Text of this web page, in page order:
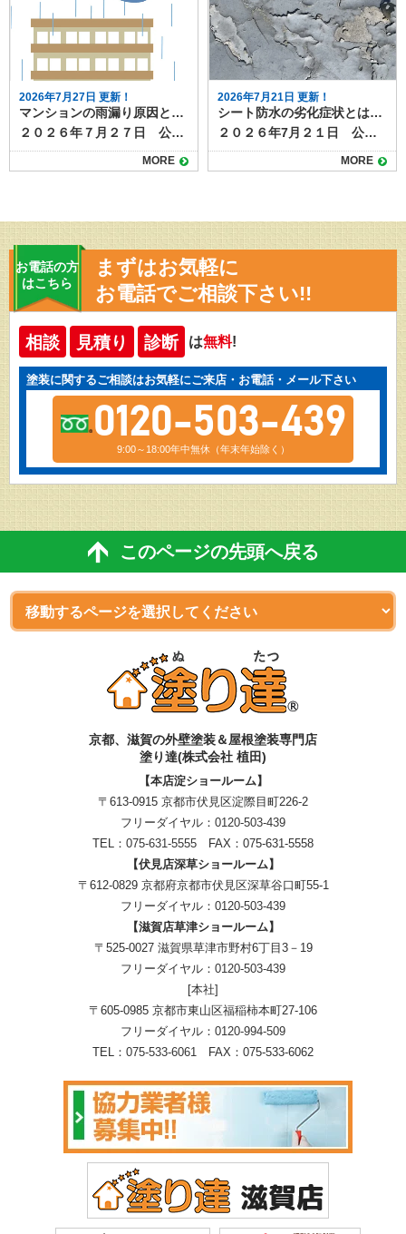
2026年7月27日 更新！
マンションの雨漏り原因と対策｜最上階とそれ以外の階での違いも解説
２０２６年７月２７日 公開 マンションでの雨漏りは、戸建て住宅に比べて見つけにくく、原因の特定や修理が複雑になりやすいトラブルです。 雨漏りは放置すると内装や構造の劣化を進めるだけでなく、下階への漏水や入居者同士のトラブルにもつながります。特に最上階とそれ以外の階では、原因や修理方法に大きな違いがあります。 本記事では、マンションの雨漏りの主な原因と、その階層ごとの特徴、そして効果的な対策方法を解説します。 目次最上階で起きやすい雨漏りの原因中間階・下階で起きる雨漏りの原因共通して見られる雨漏りの兆候最上階の雨漏り対策中間階・下階の雨漏り対策防水工事の費用の目安マンションの雨漏り補修・防水工事も塗り達にお任せ下さい！ 最上階で起きやすい雨漏りの原因 最上階の雨漏りは、主に屋上や屋根の防水層の劣化によって発生します。マンションの屋上は陸屋根（平らな構造）が多く、防水層が雨水の浸入を防ぐ役割を担っています。 しかし、経年劣化や紫外線、温度変化によって防水層がひび割れたり剥がれたりすると、雨水がコンクリート内部に侵入し建物の耐久性に大きな影響を与えます。 また、屋上に設置された設備（給水タンクや空調室外機など）の配管まわりや基礎部分も、防水処理が甘くなると雨漏りの原因になります。排水口（ドレン）の詰まりも要注意で、大雨時に水が溜まり、防水層の継ぎ目から浸入することがあります。 中間階・下階で起きる雨漏りの原因 最上階以外での雨漏りは、屋上から直接水が入るケースは少なく、多くは外壁やサッシまわりからの浸入です。 外壁のひび割れ（クラック）や目地のシーリング材の劣化により、雨水が外壁内部に入り込み、内装まで到達します。 サッシまわりでは、防水テープやパッキンが劣化すると、強風を伴う雨の際に漏水しやすくなります。また、バルコニーの防水層の傷みや排水不良によるオーバーフローが原因になることもあります。さらに上階の給排水設備からの漏水が天井を伝って下階に出る「二次漏れ」も見られます。 共通して見られる雨漏りの兆候 雨漏りは、必ずしも天井から水が落ちてくる形で現れるとは限りません。共通の兆候として、天井や壁のクロスのシミ、カビ臭、塗装の剥がれ、床材の膨れなどが挙げられます。 特に最上階では天井面にシミが広がりやすく、中間階では窓枠や壁際に沿って変色が見られることが多いのが特徴です。兆候を見つけたら早めに管理組合や管理会社に報告し、原因調査を依頼しましょう。 最上階の雨漏り対策 最上階の雨漏り対策は、防水工事が中心となります。 代表的な防水工事の工法にはウレタン塗膜防水、シート防水、アスファルト防水があり、それぞれ特徴が異なります。 既存の防水層がまだ機能している場合は、トップコートの塗り替えや部分補修で延命できますが、劣化が進んでいる場合は防水層の全面改修が必要です。 工事時には、設備基礎や配管まわりの防水処理も同時に行い、排水口の詰まりや勾配不良も改善します。定期的な点検（5〜10年ごと）が雨漏り予防につながります。 中間階・下階の雨漏り対策 外壁のクラックや目地の劣化は、シーリングの打ち替えや外壁塗装で防ぐことができます。特にサッシまわりは風雨が集中するため、防水テープやパッキンの状態を確認し、劣化があれば交換します。 バルコニーは床面の防水工事や排水口清掃が重要です。また、上階からの給排水漏れの場合は、配管や設備の補修が必要であり、場合によっては共用部分工事となるため管理組合の判断が必要です。 防水工事の費用の目安 最上階の防水工事は面積や工法によりますが、1㎡あたり5,000〜10,000円程度が相場です。外壁のシーリング打ち替えや塗装は、足場代も含めると数百万円規模になることがあります。部分補修で済む場合は数万円〜数十万円で対応できますが、被害を放置すると補修範囲が広がり費用が大幅に増えるため、計画的な補修と、雨漏り時には早期対応が経済的です。 マンションの雨漏り補修・防水工事も塗り達にお任せ下さい！ マンションの雨漏りは、最上階とそれ以外の階で原因や対策が異なります。 最上階では屋上防水層の劣化や排水不良、中間階や下階では外壁やサッシまわり、バルコニー、上階からの漏水が主な原因です。 雨漏りの兆候を見逃さず、早期に管理組合や専門業者に相談することで、被害拡大や修理費の増加を防げます。定期点検と予防的なメンテナンス、防水工事なら塗り達にご相談ください！
MORE
2026年7月21日 更新！
シート防水の劣化症状とは？早期発見で防水性能を維持！
２０２６年7月２１日 公開 ビルやマンション、戸建て住宅の屋上やバルコニーで多く採用されているシート防水は、施工が早く耐久性が高いため防水工法として人気があります。しかし、どんな防水材も経年劣化は避けられません。特にシート防水は、見た目の変化で劣化のサインが分かりやすいため、定期的な点検と早めの対応が重要です。 この記事では、シート防水でよく見られる劣化症状と、放置した場合のリスク、劣化が進行する前に取るべき対策について解説します。 目次シート防水の特徴シート防水でよく見られる劣化症状シートの浮き・膨れシートの破れ・裂け継ぎ目（ジョイント）の剥がれ・開き色あせ・粉吹き（チョーキング）雑草の発生や汚れの堆積シーと防水の劣化を放置するとどうなる？シート防水の劣化に気づいたらシート防水のメンテナンスは塗り達におまかせ！ シート防水の特徴 シート防水は、塩ビシートやゴムシートなどの防水材を貼り付けて防水層をつくる工法です。主に以下の2種類があります。 塩ビシート防水：耐候性・耐久性に優れ、メンテナンス性も高い ゴムシート防水：柔軟性があり、動きの多い構造にも対応可能 これらのシートは、建物の動きや紫外線、風雨にさらされることで徐々に劣化していきます。 ▶さらに詳しいシート防水の情報はこちら 京都・滋賀の外壁塗装・屋根塗装・雨漏りなら塗り達へシート防水の特徴とは？耐久性や施工の注意点も解説https://nuritatsu.com/blog/55684/２０２６年１月３日 公開シート防水は、防水工事の中でも耐久性が高く信頼できる工法です。他の防水工事にはない特徴もあり、上手に選べば高い防水性能が期待できます。今回はシート防水について、特徴や耐久性、施工の注意点などを解説します。シート防水とはシート防水とは、あらかじめ作られた防水性のあるシートを床面など下地と一体化させることによって、水の侵入を防ぐ防水工事です。防水層をシートで作るためシート防水と呼ばれます。耐久性シート防水の耐久性は、10～18年ほどで防水工事の中でも比較的耐久年数が長い工法で... シート防水でよく見られる劣化症状 シート防水では次のような劣化症状が特徴的です。当てはまるものがないか確認してみましょう。 シートの浮き・膨れ 下地との接着力が弱くなったり、内部に湿気がたまったりすると、シートが浮いたり膨れたりします。これは水分が入り込んでいるサインで、早急な補修が必要です。 シートの破れ・裂け 風や飛来物、経年による硬化でシートが破けることがあります。破れた部分から雨水が侵入し、防水層の機能が失われてしまいます。 継ぎ目（ジョイント）の剥がれ・開き シート同士を重ねて接着している部分が、温度変化や動きにより剥がれることがあります。隙間から水が侵入する危険があるため、早めの再接着が必要です。 色あせ・粉吹き（チョーキング） 紫外線の影響で表面が白っぽくなったり、触ると粉がついたりする状態です。塩ビシートに多く見られ、劣化が進んでいる目安になります。 雑草の発生や汚れの堆積 バルコニーや屋上に土埃が溜まり、放置すると雑草が生えることも。根がシートを破り、雨漏りにつながるリスクがあります。 シーと防水の劣化を放置するとどうなる？ シート防水の劣化を放置すると、防水機能が失われ、建物内部に雨水が浸入します。いわゆる雨漏りです。 雨漏りが進行すると構造材が腐食したり、カビ・シロアリ被害を引き起こしたりする可能性も。被害が表面化するまで気づきにくいため、目視できる劣化症状が出た段階での早期対応が重要です。 シート防水の劣化に気づいたら 軽度の劣化（浮きや色あせ程度）であれば、部分的な補修やトップコートの塗り替えで対応できることがあります。ただし、破れや剥がれが広範囲に及ぶ場合は、全面的な防水改修が必要になることも。 劣化の進行具合や建物の状況に応じて、専門の防水業者に現地調査を依頼するのがおすすめです。 シート防水のメンテナンスは塗り達におまかせ！ シート防水は比較的耐久性の高い工法ですが、10年を過ぎた頃から劣化症状が出始めることが多いので、今回ご紹介した劣化サインが出てきたかな？と感じたら、早めに点検依頼をしましょう。定期的な点検と適切なメンテナンスを行えば、防水機能を長く維持することが可能です。 現在の状態を確認しておけば、いますぐメンテナンスが必要なのか、あと何年かしたら行えばいいのか判断でき、手遅れになる前に工事を計画できます。防水工事のご相談や劣化診断は塗り達までお気軽にご連絡ください。
MORE
お電話の方
はこちら
まずはお気軽に
お電話でご相談下さい!!
相談 見積り 診断 は無料!
塗装に関するご相談はお気軽にご来店・お電話・メール下さい
0120-503-439
9:00～18:00年中無休（年末年始除く）
このページの先頭へ戻る
京都、滋賀の外壁塗装＆屋根塗装専門店
塗り達(株式会社 植田)
【本店淀ショールーム】
〒613-0915 京都市伏見区淀際目町226-2
フリーダイヤル： 0120-503-439
TEL： 075-631-5555 FAX：075-631-5558
【伏見店深草ショールーム】
〒612-0829 京都府京都市伏見区深草谷口町55-1
フリーダイヤル： 0120-503-439
【滋賀店草津ショールーム】
〒525-0027 滋賀県草津市野村6丁目3－19
フリーダイヤル： 0120-503-439
[本社]
〒605-0985 京都市東山区福稲柿本町27-106
フリーダイヤル： 0120-994-509
TEL： 075-533-6061 FAX：075-533-6062